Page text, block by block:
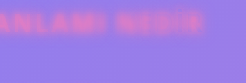
NEDIR